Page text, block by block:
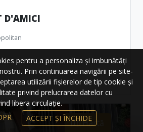
D'AMICI
Hartă
pentru a personaliza și imbunătăți
Prin continuarea navigării pe site-
utilizării fișierelor de tip cookie și
privind prelucrarea datelor cu
libera circulație.
ACCEPT ȘI ÎNCHIDE